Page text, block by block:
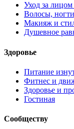
Уход за
Волосы,
Макияж и
Душевное
Здоровье
Питание
Фитнес и
Здоровье и
Гостиная
Сообществу